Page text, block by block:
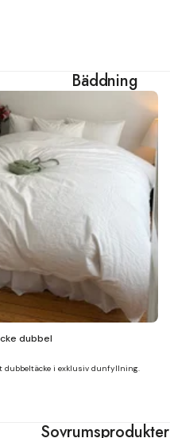
Bäddning
dubbel
dubbeltäcke i exklusiv dunfyllning.
Sovrumsprodukter